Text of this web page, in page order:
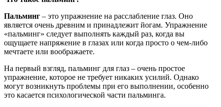
Пальминг – это упражнение на расслабление глаз. Оно
является очень древним и принадлежит йогам. Упражнение
«пальминг» следует выполнять каждый раз, когда вы
ощущаете напряжение в глазах или когда просто о чем-либо
мечтаете или воображаете.
На первый взгляд, пальминг для глаз – очень простое
упражнение, которое не требует никаких усилий. Однако
могут возникнуть проблемы при его выполнении, особенно
это касается психологической части пальминга.